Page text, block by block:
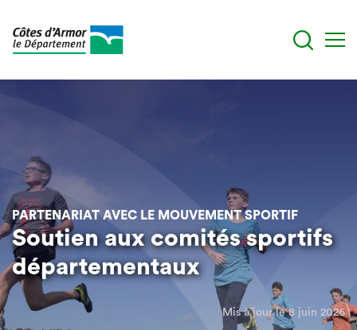
PARTENARIAT AVEC LE MOUVEMENT SPORTIF
Soutien aux comités sportifs
départementaux
Mis à jour le 8 juin 2026